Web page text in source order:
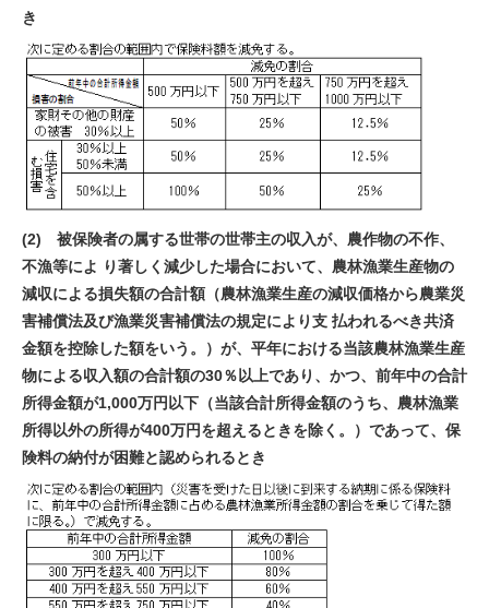
き
(2) 被保険者の属する世帯の世帯主の収入が、農作物の不作、
不漁等によ り著しく減少した場合において、農林漁業生産物の
減収による損失額の合計額（農林漁業生産の減収価格から農業災
害補償法及び漁業災害補償法の規定により支 払われるべき共済
金額を控除した額をいう。）が、平年における当該農林漁業生産
物による収入額の合計額の30％以上であり、かつ、前年中の合計
所得金額が1,000万円以下（当該合計所得金額のうち、農林漁業
所得以外の所得が400万円を超えるときを除く。）であって、保
険料の納付が困難と認められるとき